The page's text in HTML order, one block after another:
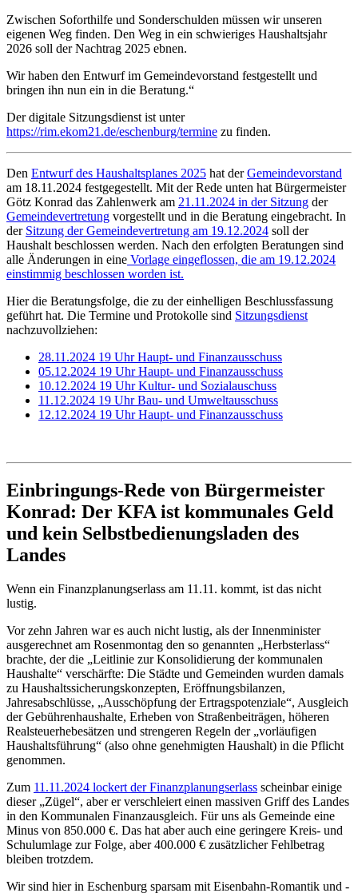
Zwischen Soforthilfe und Sonderschulden müssen wir unseren
eigenen Weg finden. Den Weg in ein schwieriges Haushaltsjahr
2026 soll der Nachtrag 2025 ebnen.
Wir haben den Entwurf im Gemeindevorstand festgestellt und
bringen ihn nun ein in die Beratung.“
Der digitale Sitzungsdienst ist unter
https://rim.ekom21.de/eschenburg/termine zu finden.
Den Entwurf des Haushaltsplanes 2025 hat derGemeindevorstand
am 18.11.2024 festgegestellt. Mit der Rede unten hat Bürgermeister
Götz Konrad das Zahlenwerk am 21.11.2024 in der Sitzung der
Gemeindevertretung vorgestellt und in die Beratung eingebracht. In
der Sitzung der Gemeindevertretung am 19.12.2024 soll der
Haushalt beschlossen werden. Nach den erfolgten Beratungen sind
alle Änderungen in eine Vorlage eingeflossen, die am 19.12.2024
einstimmig beschlossen worden ist.
Hier die Beratungsfolge, die zu der einhelligen Beschlussfassung
geführt hat. Die Termine und Protokolle sind Sitzungsdienst
nachzuvollziehen:
28.11.2024 19 Uhr Haupt- und Finanzausschuss
05.12.2024 19 Uhr Haupt- und Finanzausschuss
10.12.2024 19 Uhr Kultur- und Sozialauschuss
11.12.2024 19 Uhr Bau- und Umweltausschuss
12.12.2024 19 Uhr Haupt- und Finanzausschuss
Einbringungs-Rede von Bürgermeister
Konrad: Der KFA ist kommunales Geld
und kein Selbstbedienungsladen des
Landes
Wenn ein Finanzplanungserlass am 11.11. kommt, ist das nicht
lustig.
Vor zehn Jahren war es auch nicht lustig, als der Innenminister
ausgerechnet am Rosenmontag den so genannten „Herbsterlass“
brachte, der die „Leitlinie zur Konsolidierung der kommunalen
Haushalte“ verschärfte: Die Städte und Gemeinden wurden damals
zu Haushaltssicherungskonzepten, Eröffnungsbilanzen,
Jahresabschlüsse, „Ausschöpfung der Ertragspotenziale“, Ausgleich
der Gebührenhaushalte, Erheben von Straßenbeiträgen, höheren
Realsteuerhebesätzen und strengeren Regeln der „vorläufigen
Haushaltsführung“ (also ohne genehmigten Haushalt) in die Pflicht
genommen.
Zum 11.11.2024 lockert der Finanzplanungserlass scheinbar einige
dieser „Zügel“, aber er verschleiert einen massiven Griff des Landes
in den Kommunalen Finanzausgleich. Für uns als Gemeinde eine
Minus von 850.000 €. Das hat aber auch eine geringere Kreis- und
Schulumlage zur Folge, aber 400.000 € zusätzlicher Fehlbetrag
bleiben trotzdem.
Wir sind hier in Eschenburg sparsam mit Eisenbahn-Romantik und -